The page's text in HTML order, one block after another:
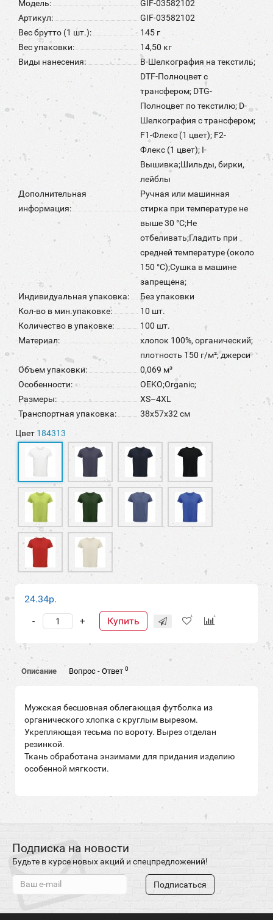
Модель:
GIF-03582102
Артикул:
GIF-03582102
Вес брутто (1 шт.):
145 г
Вес упаковки:
14,50 кг
Виды нанесения:
B-Шелкография на текстиль;
DTF-Полноцвет с
трансфером; DTG-
Полноцвет по текстилю; D-
Шелкография с трансфером;
F1-Флекс (1 цвет); F2-
Флекс (1 цвет); I-
Вышивка;Шильды, бирки,
лейблы
Дополнительная
информация:
Ручная или машинная
стирка при температуре не
выше 30 °C;Не
отбеливать;Гладить при
средней температуре (около
150 °С);Сушка в машине
запрещена;
Индивидуальная упаковка:
Без упаковки
Кол-во в мин.упаковке:
10 шт.
Количество в упаковке:
100 шт.
Материал:
хлопок 100%, органический;
плотность 150 г/м²; джерси
Объем упаковки:
0,069 м³
Особенности:
OEKO;Organic;
Размеры:
XS–4XL
Транспортная упаковка:
38x57x32 см
Цвет 184313
24.34р.
+
- Купить
Описание Вопрос - Ответ 0
Мужская бесшовная облегающая футболка из
органического хлопка с круглым вырезом.
Укрепляющая тесьма по вороту. Вырез отделан
резинкой.
Ткань обработана энзимами для придания изделию
особенной мягкости.
Подписка на новости
Будьте в курсе новых акций и спецпредложений!
Подписаться